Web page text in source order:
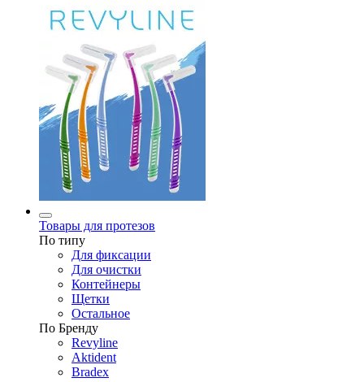
Товары для протезов
По типу
Для фиксации
Для очистки
Контейнеры
Щетки
Остальное
По Бренду
Revyline
Aktident
Bradex